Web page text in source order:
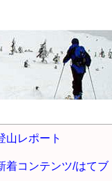
山レポート
着コンテンツ/はてブ